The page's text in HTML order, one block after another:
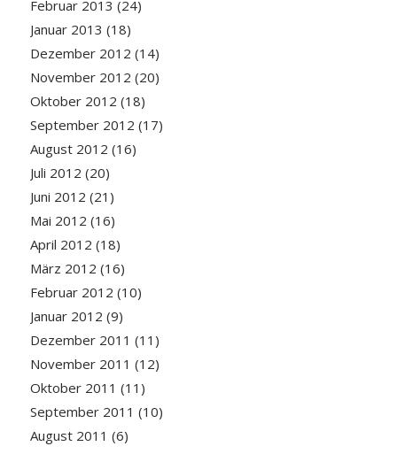
Februar 2013 (24)
Januar 2013 (18)
Dezember 2012 (14)
November 2012 (20)
Oktober 2012 (18)
September 2012 (17)
August 2012 (16)
Juli 2012 (20)
Juni 2012 (21)
Mai 2012 (16)
April 2012 (18)
März 2012 (16)
Februar 2012 (10)
Januar 2012 (9)
Dezember 2011 (11)
November 2011 (12)
Oktober 2011 (11)
September 2011 (10)
August 2011 (6)